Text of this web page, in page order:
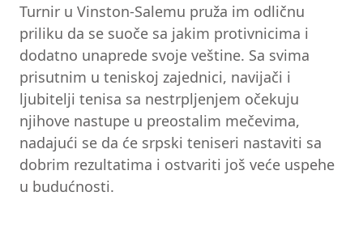
Turnir u Vinston-Salemu pruža im odličnu
priliku da se suoče sa jakim protivnicima i
dodatno unaprede svoje veštine. Sa svima
prisutnim u teniskoj zajednici, navijači i
ljubitelji tenisa sa nestrpljenjem očekuju
njihove nastupe u preostalim mečevima,
nadajući se da će srpski teniseri nastaviti sa
dobrim rezultatima i ostvariti još veće uspehe
u budućnosti.